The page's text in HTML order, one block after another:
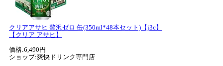
クリアアサヒ 贅沢ゼロ 缶(350ml*48本セット)【j3c】
【クリア アサヒ】
価格:6,490円
ショップ:爽快ドリンク専門店